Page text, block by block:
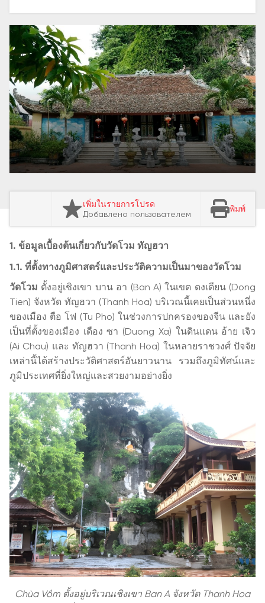
เพิ่มในรายการโปรด
Добавлено пользователем
พิมพ์
1. ข้อมูลเบื้องต้นเกี่ยวกับวัดโวม ทัญฮวา
1.1. ที่ตั้งทางภูมิศาสตร์และประวัติความเป็นมาของวัดโวม
วัดโวม ตั้งอยู่เชิงเขา บาน อา (Ban A) ในเขต ดงเตียน (Dong
Tien) จังหวัด ทัญฮวา (Thanh Hoa) บริเวณนี้เคยเป็นส่วนหนึ่ง
ของเมือง ตือ โฟ (Tu Pho) ในช่วงการปกครองของจีน และยัง
เป็นที่ตั้งของเมือง เดือง ซา (Duong Xa) ในดินแดน อ้าย เจิว
(Ai Chau) และ ทัญฮวา (Thanh Hoa) ในหลายราชวงศ์ ปัจจัย
เหล่านี้ได้สร้างประวัติศาสตร์อันยาวนาน รวมถึงภูมิทัศน์และ
ภูมิประเทศที่ยิ่งใหญ่และสวยงามอย่างยิ่ง
Chùa Vồm ตั้งอยู่บริเวณเชิงเขา Ban A จังหวัด Thanh Hoa